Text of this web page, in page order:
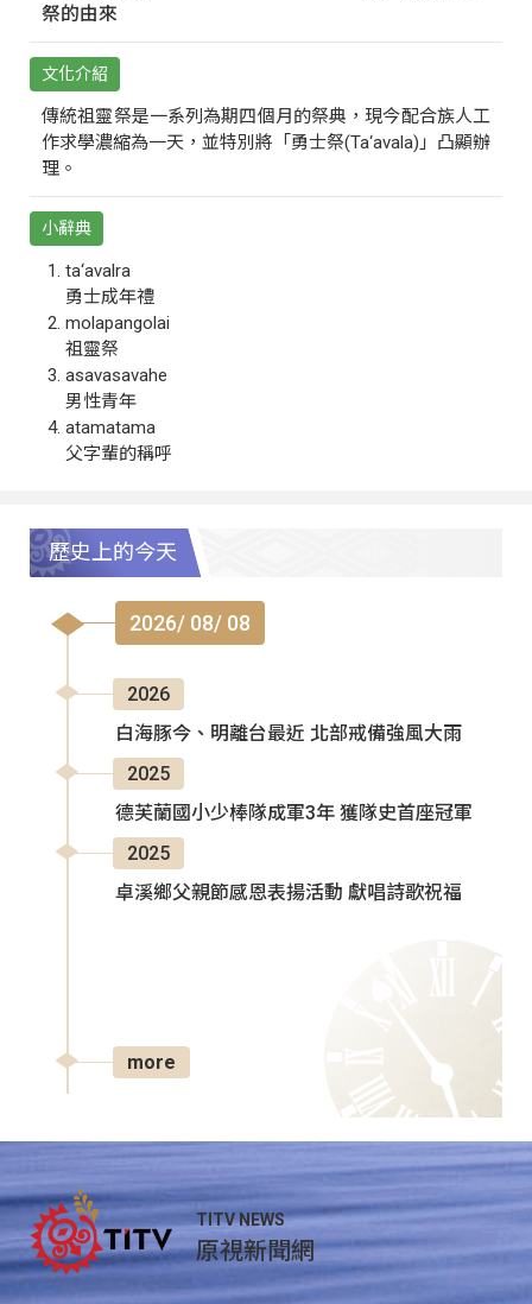
祭的由來
文化介紹
傳統祖靈祭是一系列為期四個月的祭典，現今配合族人工
作求學濃縮為一天，並特別將「勇士祭(Ta‘avala)」凸顯辦
理。
小辭典
ta‘avalra
勇士成年禮
molapangolai
祖靈祭
asavasavahe
男性青年
atamatama
父字輩的稱呼
歷史上的今天
2026/ 08/ 08
2026
白海豚今、明離台最近 北部戒備強風大雨
2025
德芙蘭國小少棒隊成軍3年 獲隊史首座冠軍
2025
卓溪鄉父親節感恩表揚活動 獻唱詩歌祝福
more
TITV NEWS
原視新聞網